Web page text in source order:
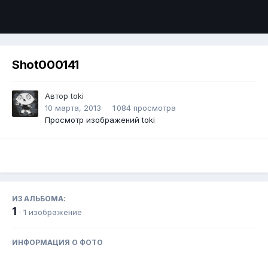
Shot000141
Авторtoki
10 марта, 2013
1 084 просмотра
Просмотр изображений toki
ИЗ АЛЬБОМА:
1 · 1 изображение
ИНФОРМАЦИЯ О ФОТО